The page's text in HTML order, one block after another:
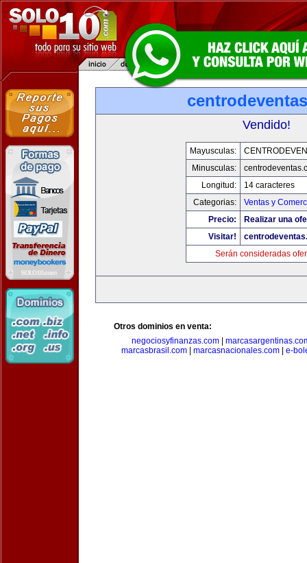
Vendido!
Mayusculas:
Minusculas:
Longitud:
14 caracteres
Categorias:
Ventas y
Precio:
Realizar una
Visitar!
Serán consideradas
Otros dominios en venta:
negociosyfinanzas.com
marcasbrasil.com| marcasnacionales.com| e-